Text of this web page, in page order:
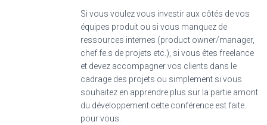
Si vous voulez vous investir aux côtés de vos
équipes produit ou si vous manquez de
ressources internes (product owner/manager,
chef.fe.s de projets etc.), si vous êtes freelance
et devez accompagner vos clients dans le
cadrage des projets ou simplement si vous
souhaitez en apprendre plus sur la partie amont
du développement cette conférence est faite
pour vous.